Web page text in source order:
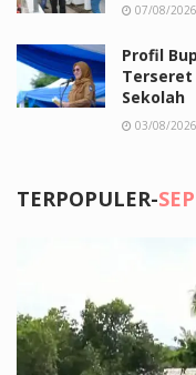
07/08/2026
Profil
Terseret
Sekolah
03/08/2026
TERPOPULER-